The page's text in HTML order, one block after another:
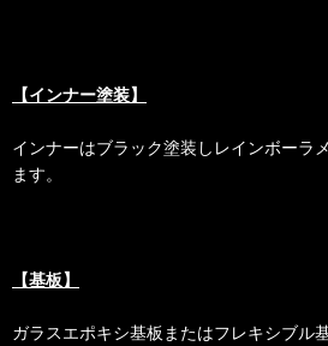
【インナー塗装】
インナーはブラック塗装しレインボーラ
ます。
【基板】
ガラスエポキシ基板またはフレキシブル